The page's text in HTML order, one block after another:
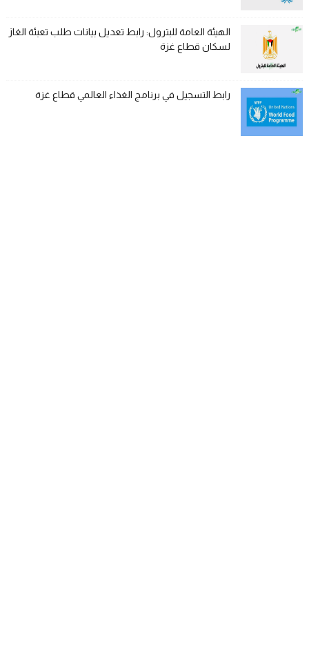
الهيئة العامة للبترول: رابط تعديل بيانات طلب تعبئة الغاز
لسكان قطاع غزة
رابط التسجيل في برنامج الغذاء العالمي قطاع غزة